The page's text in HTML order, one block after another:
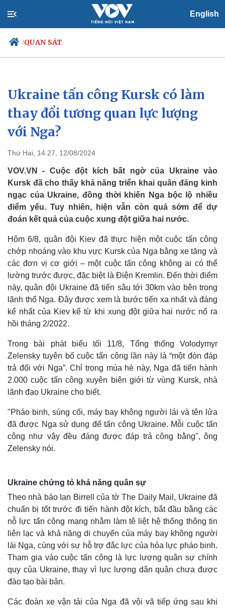
English
/QUAN SÁT
Chính trị
Đảng
Tổ chức nhân sự
Quốc hội
Nhận diện sự thật
Xã hội
Tin 24h
Dự báo thời tiết
Ukraine tấn công Kursk có làm
thay đổi tương quan lực lượng
với Nga?
Thứ Hai, 14:27, 12/08/2024
VOV.VN - Cuộc đột kích bất ngờ của Ukraine vào
Kursk đã cho thấy khả năng triển khai quân đáng kinh
ngạc của Ukraine, đồng thời khiến Nga bộc lộ nhiều
điểm yếu. Tuy nhiên, hiện vẫn còn quá sớm để dự
đoán kết quả của cuộc xung đột giữa hai nước.
Hôm 6/8, quân đội Kiev đã thực hiện một cuộc tấn công
chớp nhoáng vào khu vực Kursk của Nga bằng xe tăng và
các đơn vị cơ giới – một cuộc tấn công không ai có thể
lường trước được, đặc biệt là Điện Kremlin. Đến thời điểm
này, quân đội Ukraine đã tiến sâu tới 30km vào bên trong
lãnh thổ Nga. Đây được xem là bước tiến xa nhất và đáng
kể nhất của Kiev kể từ khi xung đột giữa hai nước nổ ra
hồi tháng 2/2022.
Trong bài phát biểu tối 11/8, Tổng thống Volodymyr
Zelensky tuyên bố cuộc tấn công lần này là “một đòn đáp
trả đối với Nga”. Chỉ trong mùa hè này, Nga đã tiến hành
2.000 cuộc tấn công xuyên biên giới từ vùng Kursk, nhà
lãnh đạo Ukraine cho biết.
"Pháo binh, súng cối, máy bay không người lái và tên lửa
đã được Nga sử dụng để tấn công Ukraine. Mỗi cuộc tấn
công như vậy đều đáng được đáp trả công bằng", ông
Zelensky nói.
Ukraine chứng tỏ khả năng quân sự
Theo nhà báo Ian Birrell của tờ The Daily Mail, Ukraine đã
chuẩn bị tốt trước đi tiến hành đột kích, bắt đầu bằng các
nỗ lực tấn công mạng nhằm làm tê liệt hệ thống thông tin
liên lạc và khả năng di chuyển của máy bay không người
lái Nga, cùng với sự hỗ trợ đắc lực của hỏa lực pháo binh.
Tham gia vào cuộc tấn công là lực lượng quân sự chính
quy của Ukraine, thay vì lực lượng dân quân chưa được
đào tạo bài bản.
Các đoàn xe vận tải của Nga đã vội vã tiếp ứng sau khi